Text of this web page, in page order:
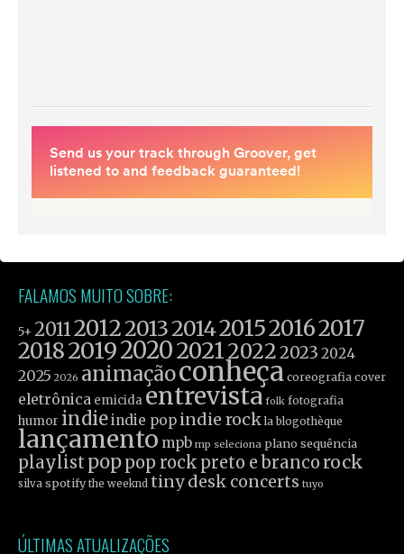
FALAMOS MUITO SOBRE:
5+ 2011201220132014201520162017
201820192020202120222023 2024
2025 2026 animaçãoconheça coreografia cover
eletrônica emicida entrevista folk fotografia
humor indieindie pop indie rock la blogothèque
lançamento mpb mp seleciona plano sequência
playlist poppop rock preto e branco rock
silva spotify the weeknd tiny desk concerts tuyo
ÚLTIMAS ATUALIZAÇÕES